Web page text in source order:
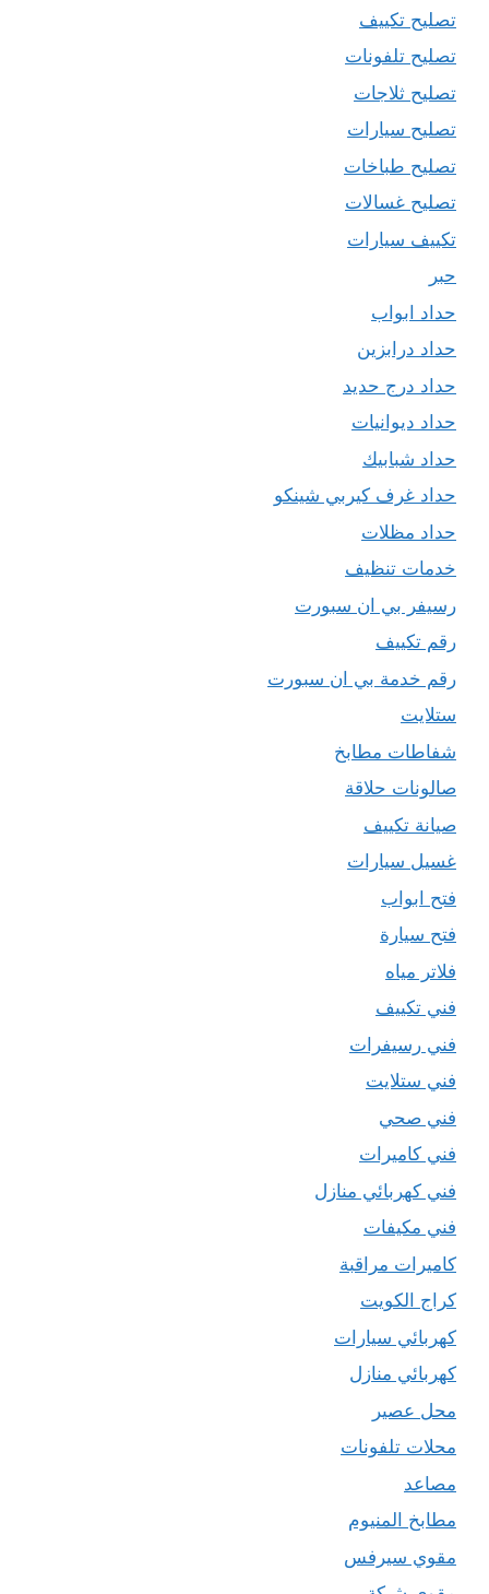
تصليح تكييف
تصليح تلفونات
تصليح ثلاجات
تصليح سيارات
تصليح طباخات
تصليح غسالات
تكييف سيارات
حبر
حداد ابواب
حداد درابزين
حداد درج حديد
حداد ديوانيات
حداد شبابيك
حداد غرف كيربي شينكو
حداد مظلات
خدمات تنظيف
رسيفر بي ان سبورت
رقم تكييف
رقم خدمة بي ان سبورت
ستلايت
شفاطات مطابخ
صالونات حلاقة
صيانة تكييف
غسيل سيارات
فتح ابواب
فتح سيارة
فلاتر مياه
فني تكييف
فني رسيفرات
فني ستلايت
فني صحي
فني كاميرات
فني كهربائي منازل
فني مكيفات
كاميرات مراقبة
كراج الكويت
كهربائي سيارات
كهربائي منازل
محل عصير
محلات تلفونات
مصاعد
مطابخ المنيوم
مقوي سيرفس